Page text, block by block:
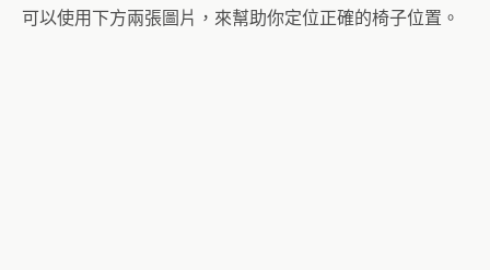
可以使用下方兩張圖片，來幫助你定位正確的椅子位置。